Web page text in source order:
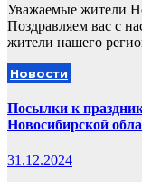
Уважаемые жители
Поздравляем вас с
жители нашего
Новости
Посылки к
Новосибирской
31.12.2024